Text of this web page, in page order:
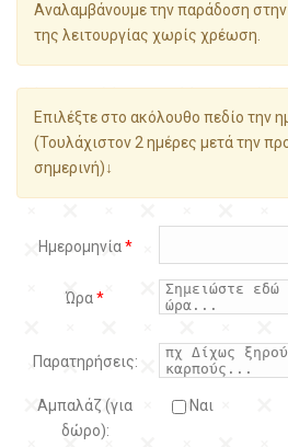
Αναλαμβάνουμε την παράδοση
της λειτουργίας χωρίς χρέωση.
Επιλέξτε στο ακόλουθο πεδίο την
(Τουλάχιστον 2 ημέρες μετά την
σημερινή)↓
Ημερομηνία*
Ώρα*
Παρατηρήσεις:
Αμπαλάζ (για
δώρο):
Ναι